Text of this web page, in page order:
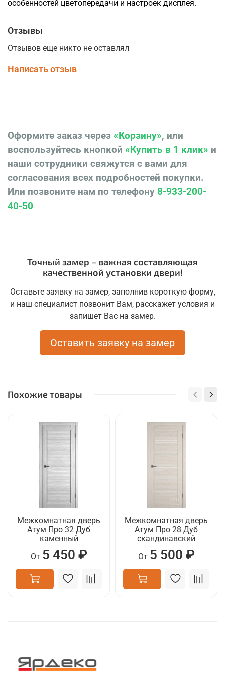
особенностей цветопередачи и настроек дисплея.
Отзывы
Отзывов еще никто не оставлял
Написать отзыв
Оформите заказ через «Корзину», или
воспользуйтесь кнопкой «Купить в 1 клик» и
наши сотрудники свяжутся с вами для
согласования всех подробностей покупки.
Или позвоните нам по телефону 8-933-200-
40-50
Точный замер – важная составляющая
качественной установки двери!
Оставьте заявку на замер, заполнив короткую форму,
и наш специалист позвонит Вам, расскажет условия и
запишет Вас на замер.
Оставить заявку на замер
Похожие товары
Межкомнатная дверь
Атум Про 32 Дуб
каменный
От 5 450 ₽
Межкомнатная дверь
Атум Про 28 Дуб
скандинавский
От 5 500 ₽